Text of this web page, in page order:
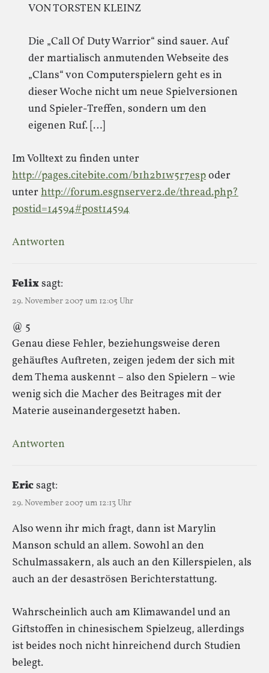
VON TORSTEN KLEINZ
Die „Call Of Duty Warrior“ sind sauer. Auf
der martialisch anmutenden Webseite des
„Clans“ von Computerspielern geht es in
dieser Woche nicht um neue Spielversionen
und Spieler-Treffen, sondern um den
eigenen Ruf. […]
Im Volltext zu finden unter
http://pages.citebite.com/b1h2b1w5r7espoder
unter http://forum.esgnserver2.de/thread.php?
postid=14594#post14594
Antworten
Felixsagt:
29. November 2007 um 12:05 Uhr
@ 5
Genau diese Fehler, beziehungsweise deren
gehäuftes Auftreten, zeigen jedem der sich mit
dem Thema auskennt – also den Spielern – wie
wenig sich die Macher des Beitrages mit der
Materie auseinandergesetzt haben.
Antworten
Ericsagt:
29. November 2007 um 12:13 Uhr
Also wenn ihr mich fragt, dann ist Marylin
Manson schuld an allem. Sowohl an den
Schulmassakern, als auch an den Killerspielen, als
auch an der desaströsen Berichterstattung.
Wahrscheinlich auch am Klimawandel und an
Giftstoffen in chinesischem Spielzeug, allerdings
ist beides noch nicht hinreichend durch Studien
belegt.